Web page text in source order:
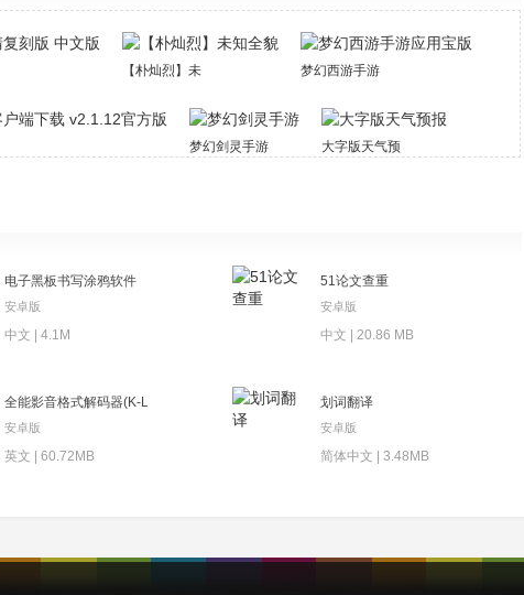
次。舌战时，心理槽旁边的圆形计量表是怒气值，每当心理槽收
双方怒气都会上升，另外一些特殊的话术也会使怒气上升。
的爆发。国志11威力加强版中文硬盘版安装教程1、在本站下载
装程序；2、安装过程十分简单，其中选择安装目录时，我们可以
即可进入游戏畅玩。
市场和造币厂，市场围绕造币厂，这里注意升级市场，比如A，
(币)厂(厂)边(边)上(上)围(围)满(满)3级(级)市(市)场(场)，还(还)
(鱼)市(市)，粮(粮)草(草)靠(靠)钱(钱)买(买)，初(初)期(期)打(打)
)，钱(钱)是(是)王(王)道(道)。
的兵种适性。
中文版 【朴灿烈】未知全貌 梦幻西游手游应用宝版
v2.1.12官方版 梦幻剑灵手游 大字版天气预报
电子黑板书写涂鸦软件
安卓版
中文 | 4.1M
51论文查重
安卓版
中文 | 20.86 MB
全能影音格式解码器(K-Lite
安卓版
英文 | 60.72MB
划词翻译
安卓版
简体中文 | 3.48MB